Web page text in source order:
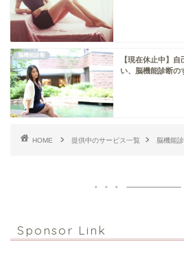
脳機能診断
【現在休止中】
い、脳機能診断の
HOME 提供中のサービス一覧 脳機能
Sponsor Link